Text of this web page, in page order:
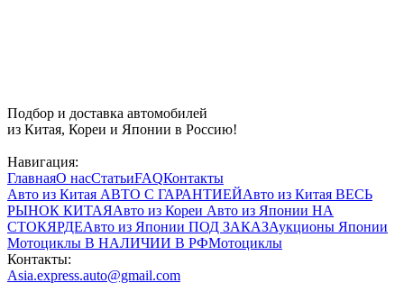
Подбор и доставка автомобилей
из Китая, Кореи и Японии в Россию!
Навигация:
ГлавнаяО насСтатьиFAQКонтакты
Авто из Китая АВТО С ГАРАНТИЕЙАвто из Китая ВЕСЬ
РЫНОК КИТАЯАвто из Кореи Авто из Японии НА
СТОКЯРДЕАвто из Японии ПОД ЗАКАЗАукционы Японии
Мотоциклы В НАЛИЧИИ В РФМотоциклы
Контакты:
Asia.express.auto@gmail.com